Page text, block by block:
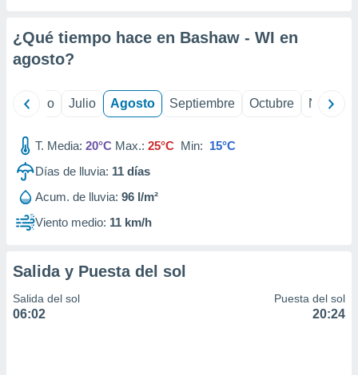
e
mediante
publicidad
publicidad
de
1199
¿Qué tiempo hace en Bashaw - WI en
agosto?
Junio Julio Agosto Septiembre Octubre
T. Media: 20°C Max.: 25°C Min: 15°C
Días de lluvia: 11 días
Acum. de lluvia: 96 l/m²
Viento medio: 11 km/h
Salida y Puesta del sol
Salida del sol
06:02
Puesta del sol
20:24